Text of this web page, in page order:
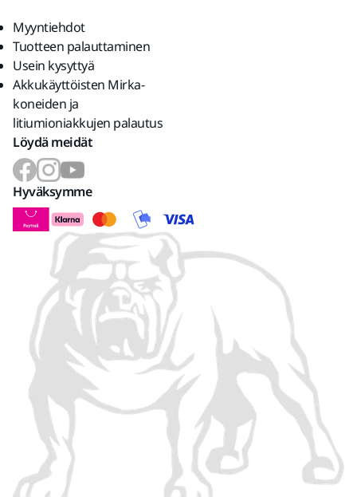
Myyntiehdot
Tuotteen palauttaminen
Usein kysyttyä
Akkukäyttöisten Mirka-
koneiden ja
litiumioniakkujen palautus
Löydä meidät
Hyväksymme